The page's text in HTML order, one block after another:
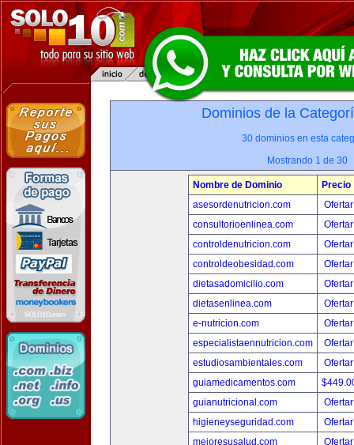
Dominios de la
30 dominios en esta
Mostrando 1 de 30
Nombre de Dominio
Precio
asesordenutricion.com
consultorioenlinea.com
controldenutricion.com
controldeobesidad.com
dietasadomicilio.com
dietasenlinea.com
e-nutricion.com
especialistaennutricion.com
estudiosambientales.com
guiamedicamentos.com
guianutricional.com
higieneyseguridad.com
mejoresusalud.com